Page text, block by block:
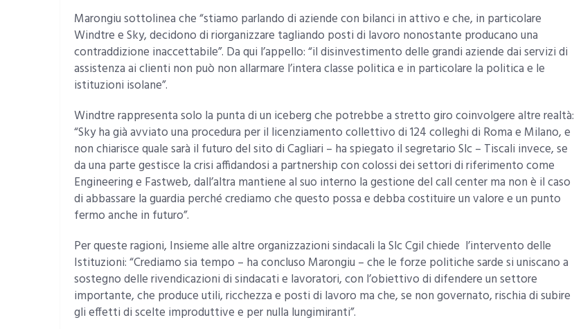
Marongiu sottolinea che “stiamo parlando di aziende con bilanci in attivo e che, in particolare
Windtre e Sky, decidono di riorganizzare tagliando posti di lavoro nonostante producano una
contraddizione inaccettabile”. Da qui l’appello: “il disinvestimento delle grandi aziende dai servizi di
assistenza ai clienti non può non allarmare l’intera classe politica e in particolare la politica e le
istituzioni isolane”.
Windtre rappresenta solo la punta di un iceberg che potrebbe a stretto giro coinvolgere altre realtà:
“Sky ha già avviato una procedura per il licenziamento collettivo di 124 colleghi di Roma e Milano, e
non chiarisce quale sarà il futuro del sito di Cagliari – ha spiegato il segretario Slc – Tiscali invece, se
da una parte gestisce la crisi affidandosi a partnership con colossi dei settori di riferimento come
Engineering e Fastweb, dall’altra mantiene al suo interno la gestione del call center ma non è il caso
di abbassare la guardia perché crediamo che questo possa e debba costituire un valore e un punto
fermo anche in futuro”.
Per queste ragioni, Insieme alle altre organizzazioni sindacali la Slc Cgil chiede l’intervento delle
Istituzioni: “Crediamo sia tempo – ha concluso Marongiu – che le forze politiche sarde si uniscano a
sostegno delle rivendicazioni di sindacati e lavoratori, con l’obiettivo di difendere un settore
importante, che produce utili, ricchezza e posti di lavoro ma che, se non governato, rischia di subire
gli effetti di scelte improduttive e per nulla lungimiranti”.